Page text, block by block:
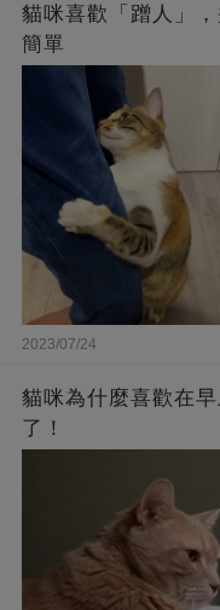
貓咪喜歡「蹭人」
簡單
2023/07/24
貓咪為什麼喜歡在
了！